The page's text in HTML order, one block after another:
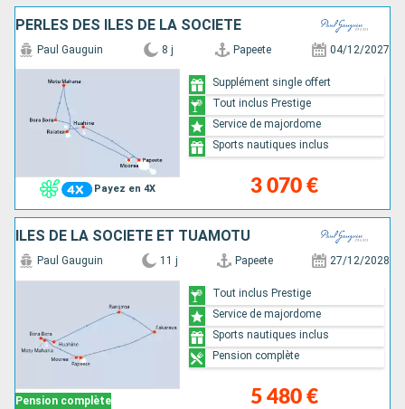
PERLES DES ÎLES DE LA SOCIÉTÉ
Payez en 4X
Paul Gauguin 8 j Papeete 04/12/2027
3 070 €
Supplément single offert
Tout inclus Prestige
Service de majordome
Sports nautiques inclus
ÎLES DE LA SOCIÉTÉ ET TUAMOTU
Pension complète
Paul Gauguin 11 j Papeete 27/12/2028
5 480 €
Tout inclus Prestige
Service de majordome
Sports nautiques inclus
Pension complète